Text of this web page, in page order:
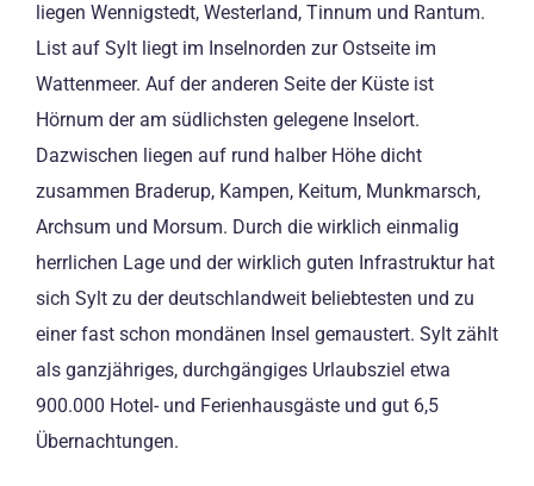
liegen Wennigstedt, Westerland, Tinnum und Rantum.
List auf Sylt liegt im Inselnorden zur Ostseite im
Wattenmeer. Auf der anderen Seite der Küste ist
Hörnum der am südlichsten gelegene Inselort.
Dazwischen liegen auf rund halber Höhe dicht
zusammen Braderup, Kampen, Keitum, Munkmarsch,
Archsum und Morsum. Durch die wirklich einmalig
herrlichen Lage und der wirklich guten Infrastruktur hat
sich Sylt zu der deutschlandweit beliebtesten und zu
einer fast schon mondänen Insel gemaustert. Sylt zählt
als ganzjähriges, durchgängiges Urlaubsziel etwa
900.000 Hotel- und Ferienhausgäste und gut 6,5
Übernachtungen.